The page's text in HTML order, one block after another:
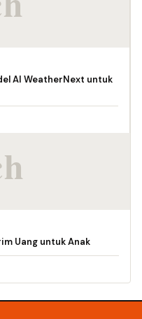
AI WeatherNext untuk
Uang untuk Anak